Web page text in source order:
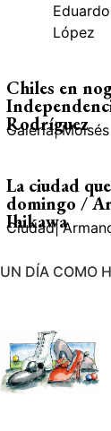
López
Chiles en
Rodríguez
Galería|
La ciudad
domingo /
Ihikawa
Ciudad|
UN DÍA COMO